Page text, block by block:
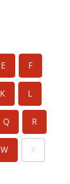
E F
K L
Q R
W X